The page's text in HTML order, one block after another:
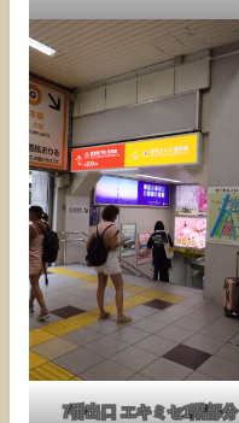
7番出口 エキミセ1階部分